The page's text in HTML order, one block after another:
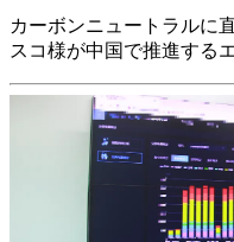
カーボンニュートラルに
スコ様が中国で推進する